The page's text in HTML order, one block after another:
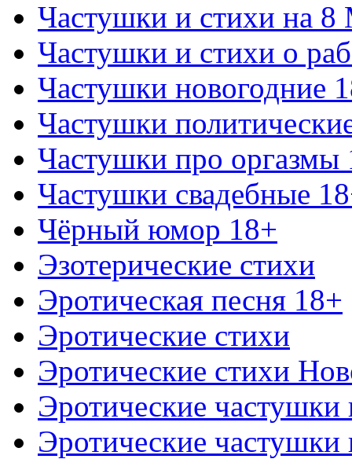
Частушки и стихи на 8
Частушки и стихи о
Частушки новогодние
Частушки
Частушки про оргазмы
Частушки свадебные
Чёрный юмор 18+
Эзотерические стихи
Эротическая песня 18+
Эротические стихи
Эротические стихи
Эротические
Эротические